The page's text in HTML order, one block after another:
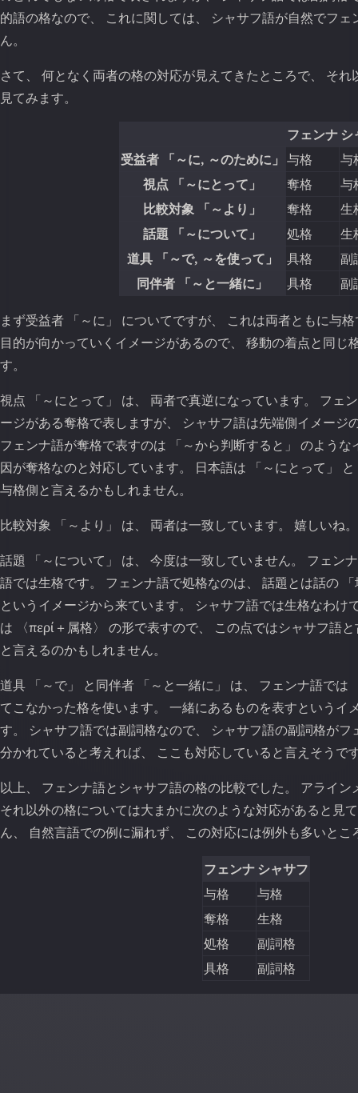
的語の格なので、 これに関しては、 シャサフ語が自然でフ
ん。
さて、 何となく両者の格の対応が見えてきたところで、 そ
見てみます。
フェンナ シ
受益者 「～に, ～のために」 与格
与
視点 「～にとって」
奪格
与
比較対象 「～より」
奪格
生
話題 「～について」
処格
生
道具 「～で, ～を使って」
具格
副
同伴者 「～と一緒に」
具格 副
まず受益者 「～に」 についてですが、 これは両者ともに与
目的が向かっていくイメージがあるので、 移動の着点と同じ
す。
視点 「～にとって」 は、 両者で真逆になっています。 フェ
ージがある奪格で表しますが、 シャサフ語は先端側イメージ
フェンナ語が奪格で表すのは 「～から判断すると」 のよう
因が奪格なのと対応しています。 日本語は 「～にとって」
与格側と言えるかもしれません。
比較対象 「～より」 は、 両者は一致しています。 嬉しいね。
話題 「～について」 は、 今度は一致していません。 フェン
語では生格です。 フェンナ語で処格なのは、 話題とは話の
というイメージから来ています。 シャサフ語では生格なわけ
は 〈περί ＋ 属格〉 の形で表すので、 この点ではシャサフ語
と言えるのかもしれません。
道具 「～で」 と同伴者 「～と一緒に」 は、 フェンナ語では
てこなかった格を使います。 一緒にあるものを表すというイ
す。 シャサフ語では副詞格なので、 シャサフ語の副詞格が
分かれていると考えれば、 ここも対応していると言えそうで
以上、 フェンナ語とシャサフ語の格の比較でした。 アライ
それ以外の格については大まかに次のような対応があると見
ん、 自然言語での例に漏れず、 この対応には例外も多いとこ
フェンナ シャサフ
与格
与格
奪格
生格
処格
副詞格
具格
副詞格